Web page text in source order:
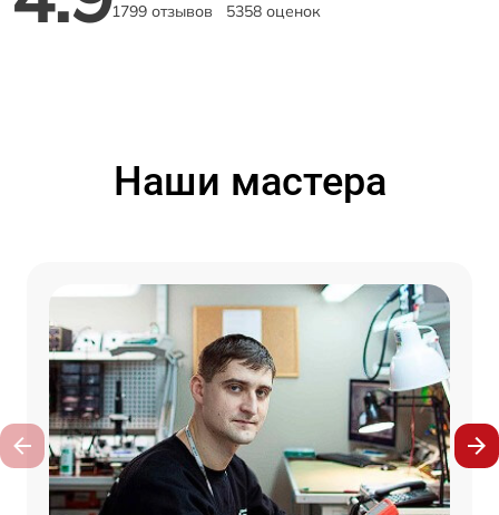
1799 отзывов 5358 оценок
Наши мастера